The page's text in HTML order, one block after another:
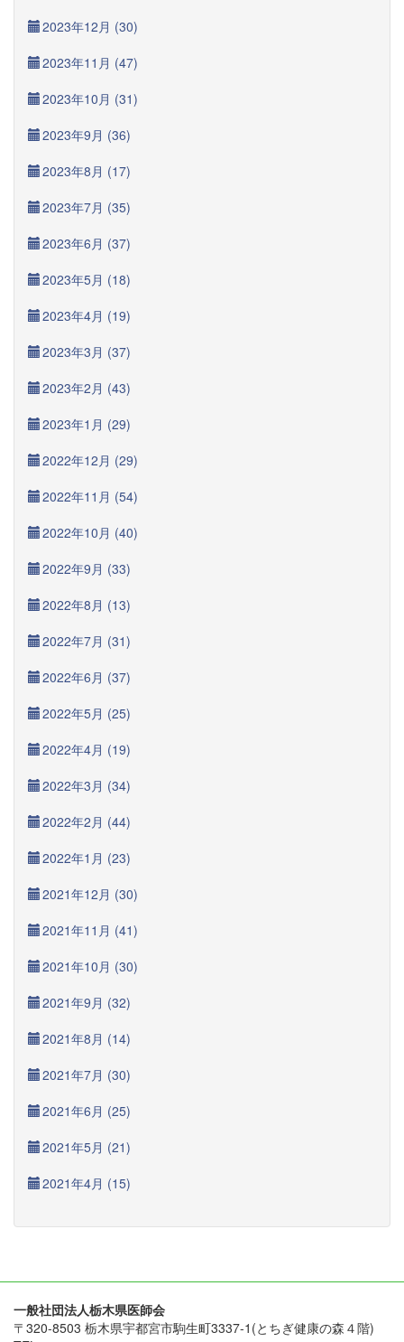
2023年12月 (30)
2023年11月 (47)
2023年10月 (31)
2023年9月 (36)
2023年8月 (17)
2023年7月 (35)
2023年6月 (37)
2023年5月 (18)
2023年4月 (19)
2023年3月 (37)
2023年2月 (43)
2023年1月 (29)
2022年12月 (29)
2022年11月 (54)
2022年10月 (40)
2022年9月 (33)
2022年8月 (13)
2022年7月 (31)
2022年6月 (37)
2022年5月 (25)
2022年4月 (19)
2022年3月 (34)
2022年2月 (44)
2022年1月 (23)
2021年12月 (30)
2021年11月 (41)
2021年10月 (30)
2021年9月 (32)
2021年8月 (14)
2021年7月 (30)
2021年6月 (25)
2021年5月 (21)
2021年4月 (15)
一般社団法人栃木県医師会
〒320-8503 栃木県宇都宮市駒生町3337-1(とちぎ健康の森４階)